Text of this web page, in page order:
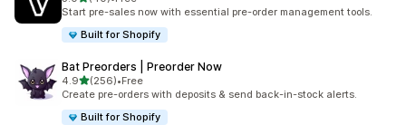
총 리뷰 40개
Start pre-sales now with essential pre-order management tools.
Built for Shopify
Bat Preorders | Preorder Now
4.9별 5개 중
(256)
총 리뷰 256개
•Free
Create pre-orders with deposits & send back-in-stock alerts.
Built for Shopify